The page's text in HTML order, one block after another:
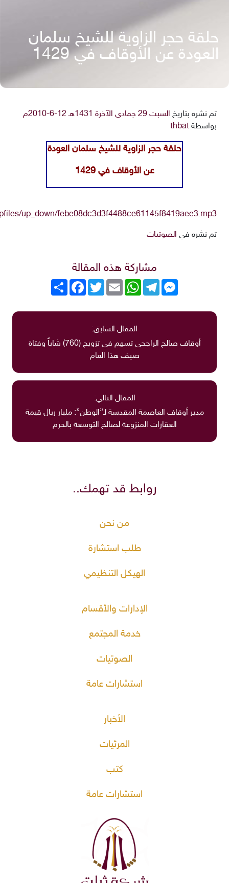
حلقة حجر الزاوية للشيخ سلمان
العودة عن الأوقاف في 1429
تم نشره بتاريخ السبت 29 جمادى الآخرة 1431هـ 12-6-2010م
بواسطة thbat
حلقة حجر الزاوية للشيخ سلمان العودة
عن الأوقاف في 1429
up_down/febe08dc3d3f4488ce61145f8419aee3.mp3
تم نشره في الصوتيات
مشاركة هذه المقالة
انشر
FacebookTwitterEmail
WhatsAppTelegram
Messenger
المقال السابق:
أوقاف صالح الراجحي تسهم في تزويج (760) شاباً وفتاة
صيف هذا العام
المقال التالي:
مدير أوقاف العاصمة المقدسة لـ”الوطن”: مليار ريال قيمة
العقارات المنزوعة لصالح التوسعة بالحرم
روابط قد تهمك..
من نحن
طلب استشارة
الهيكل التنظيمي
الإدارات والأقسام
خدمة المجتمع
الصوتيات
استشارات عامة
الأخبار
المرئيات
كتب
استشارات عامة